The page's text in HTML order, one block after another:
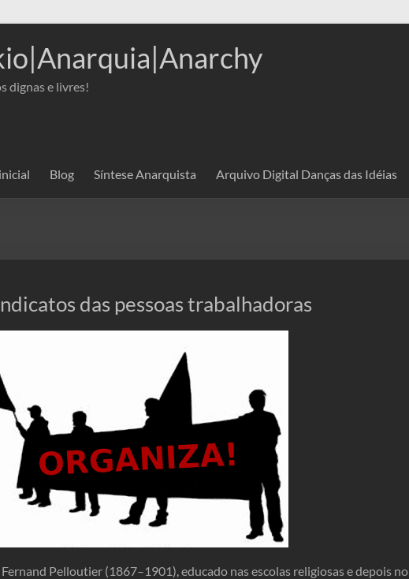
dignas e livres!
Blog Síntese Anarquista Arquivo Digital Danças das Idéias
das pessoas trabalhadoras
Pelloutier (1867–1901), educado nas escolas religiosas e depois no